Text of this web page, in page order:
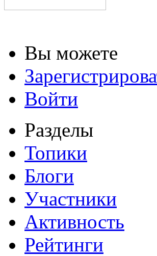
Вы можете
Войти
Разделы
Топики
Блоги
Участники
Активность
Рейтинги